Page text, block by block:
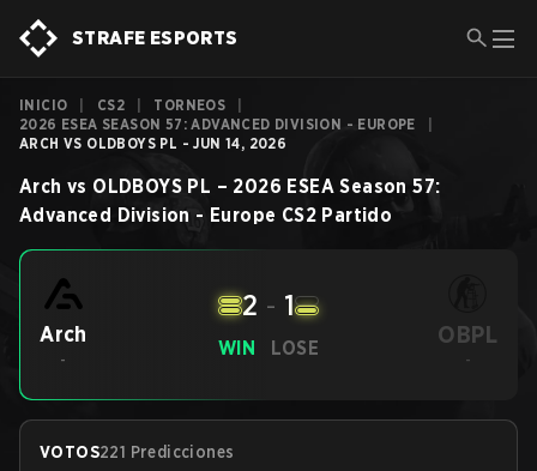
STRAFE ESPORTS
INICIO CS2 TORNEOS
2026 ESEA SEASON 57: ADVANCED DIVISION - EUROPE
ARCH VS OLDBOYS PL - JUN 14, 2026
Arch vs OLDBOYS PL – 2026 ESEA Season 57:
Advanced Division - Europe CS2 Partido
Arch
-
WIN
2 - 1
LOSE OBPL
-
VOTOS221 Predicciones